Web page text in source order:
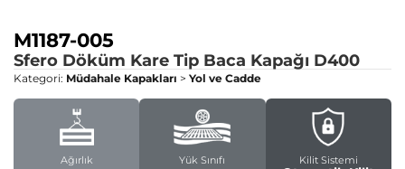
M1187-005
Sfero Döküm Kare Tip Baca Kapağı D400
Kategori: Müdahale Kapakları > Yol ve Cadde
Ağırlık Yük Sınıfı Kilit Sistemi